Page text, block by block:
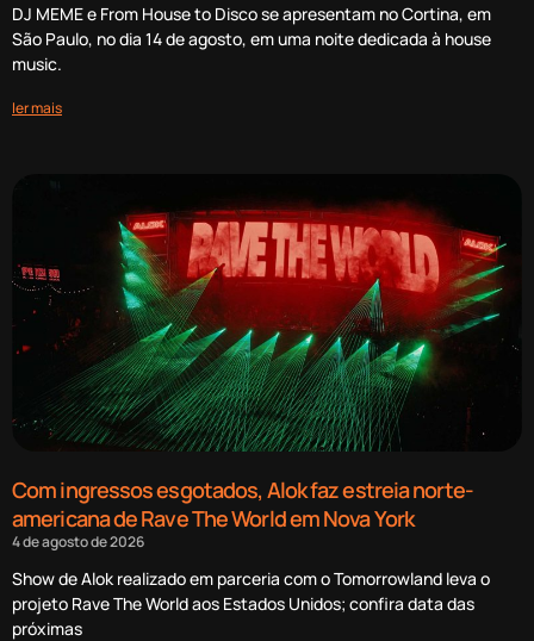
DJ MEME e From House to Disco se apresentam no Cortina, em
São Paulo, no dia 14 de agosto, em uma noite dedicada à house
music.
ler mais
Com ingressos esgotados, Alok faz estreia norte-
americana de Rave The World em Nova York
4 de agosto de 2026
Show de Alok realizado em parceria com o Tomorrowland leva o
projeto Rave The World aos Estados Unidos; confira data das
próximas